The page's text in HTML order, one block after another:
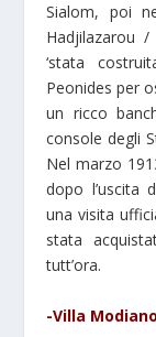
Sialom, poi
Hadjilazarou
‘stata
Peonides per
un ricco
console degli
Nel marzo
dopo l’uscita
una visita
stata
tutt’ora.
-Villa